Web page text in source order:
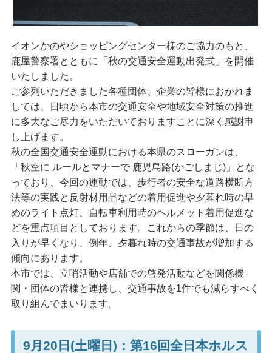
イオンかのやショッピングセンター様のご協力のもと、
鹿屋警察署とともに「秋の交通安全運動出発式」を開催
いたしました。
ご参列いただきました各種団体、企業の皆様におかれま
しては、日頃から本市の交通安全や地域安全対策の推進
に多大なご尽力をいただいておりますことに深く感謝申
し上げます。
秋の全国交通安全運動における本県のスローガンは、
「秋空に ルールとマナーで 鹿児島路(かごしまじ)」とな
っており、今回の運動では、歩行者の安全な道路横断方
法等の実践と反射材用品などの着用促進や夕暮れ時の早
めのライト点灯、自転車利用時のヘルメット着用促進な
どを重点項目としております。これからの季節は、日の
入りが早くなり、例年、夕暮れ時の交通事故が増加する
傾向にあります。
本市では、立哨活動や店舗での啓発活動などを関係機
関・団体の皆様と連携し、交通事故を1件でも減らすべく
取り組んでまいります。
9月20日(土曜日)：第16回全日本ホルス